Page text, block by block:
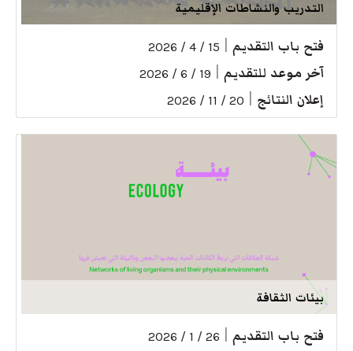
التدريب والنشاطات الإقليمية
فتح باب التقديم 15 / 4 / 2026
آخر موعد للتقديم 19 / 6 / 2026
إعلان النتائج 20 / 11 / 2026
بيئات الثقافة
فتح باب التقديم 26 / 1 / 2026